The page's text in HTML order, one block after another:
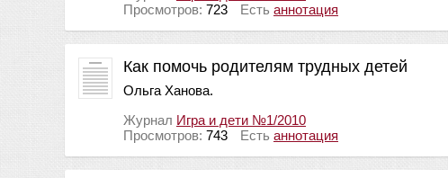
Просмотров: 723 Есть аннотация
Как помочь родителям трудных детей
Ольга Ханова.
Журнал Игра и дети №1/2010
Просмотров: 743 Есть аннотация